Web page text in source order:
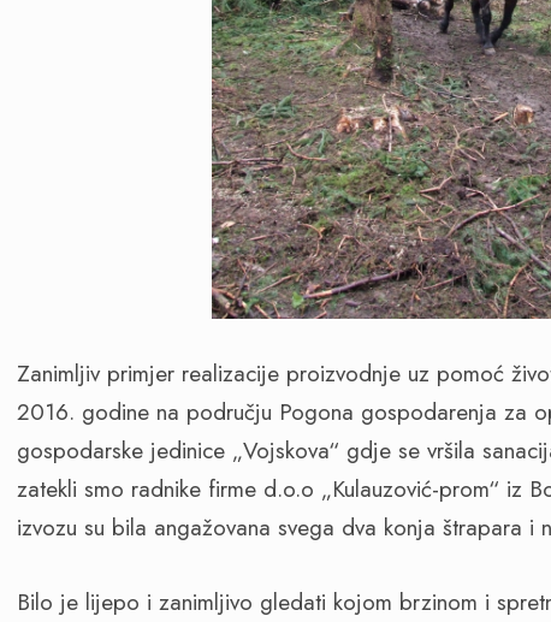
Zanimljiv primjer realizacije proizvodnje uz pomoć
2016. godine na području Pogona gospodarenja za
gospodarske jedinice „Vojskova“ gdje se vršila
zatekli smo radnike firme d.o.o „Kulauzović-prom“ iz
izvozu su bila angažovana svega dva konja štrapara i
Bilo je lijepo i zanimljivo gledati kojom brzinom i